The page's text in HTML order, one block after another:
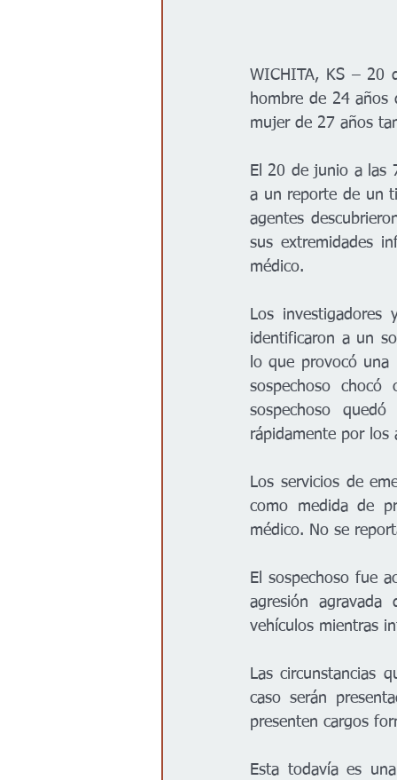
WICHITA, KS – 20
hombre de 24 años
mujer de 27 años
El 20 de junio a las
a un reporte de un
agentes
sus extremidades
médico.
Los
identificaron a un
lo que provocó una
sospechoso
sospechoso
rápidamente por los
Los servicios de
como medida de
médico. No se
El sospechoso fue
agresión
vehículos mientras
Las circunstancias
caso serán
presenten cargos
Esta todavía es